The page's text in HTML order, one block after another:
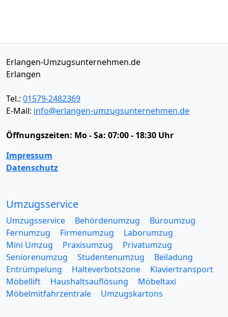
Erlangen-Umzugsunternehmen.de
Erlangen
Tel.: 01579-2482369
E-Mail: info@erlangen-umzugsunternehmen.de
Öffnungszeiten: Mo - Sa: 07:00 - 18:30 Uhr
Impressum
Datenschutz
Umzugsservice
Umzugsservice Behördenumzug
Büroumzug
Fernumzug
Firmenumzug
Laborumzug
Mini Umzug
Praxisumzug
Privatumzug
Seniorenumzug
Studentenumzug
Beiladung
Entrümpelung
Halteverbotszone
Klaviertransport
Möbellift
Haushaltsauflösung
Möbeltaxi
Möbelmitfahrzentrale
Umzugskartons